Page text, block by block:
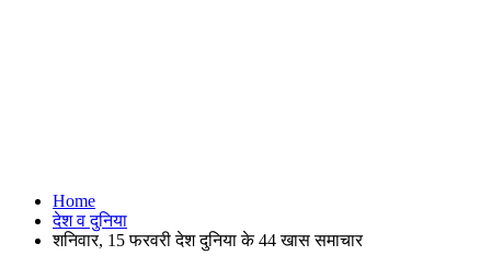
Home
देश व दुनिया
शनिवार, 15 फरवरी देश दुनिया के 44 खास समाचार